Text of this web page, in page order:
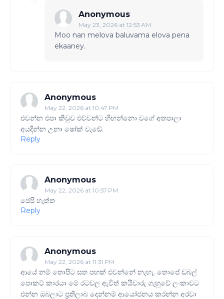
Anonymous
May 23, 2026 at 12:53 AM
Moo nan melova baluvama elova pena
ekaaney.
Anonymous
May 22, 2026 at 10:47 PM
එවන්න එපා කිවුව එව්වන්ට හිඟන්නො වගේ අතපාලා
අයදින්න උනා ෂෝක් වැඩේ.
Reply
Anonymous
May 22, 2026 at 10:57 PM
ජෙපි හැත්ත
Reply
Anonymous
May 22, 2026 at 11:31 PM
ආයේ නම් තොපිට සත පහක් එවන්නේ නැහැ. තොපේ ඩබල්
පොකට් කාරයා මේ රටවල ඇවිත් කයිවාරු ගැහුවේ ලංකාවට
එන්න ඔබලාට ප්‍රතිලාබ දෙන්නම් ආයෝජනය කරන්න අරවා